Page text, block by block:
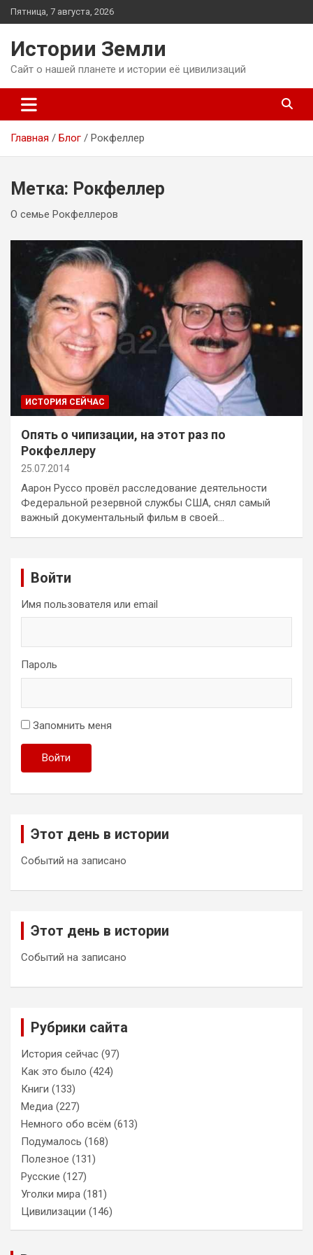
Перейти
к
Пятница, 7 августа, 2026
Истории Земли
Сайт о нашей планете и истории её цивилизаций
Главная Блог Рокфеллер
Метка: Рокфеллер
О семье Рокфеллеров
ИСТОРИЯ СЕЙЧАС
Опять о чипизации, на этот раз по
Рокфеллеру
25.07.2014
Аарон Руссо провёл расследование деятельности
Федеральной резервной службы США, снял самый
важный документальный фильм в своей…
Войти
Имя пользователя или email
Пароль
Запомнить меня
Войти
Этот день в истории
Событий на записано
Этот день в истории
Событий на записано
Рубрики сайта
История сейчас (97)
Как это было (424)
Книги (133)
Медиа (227)
Немного обо всём (613)
Подумалось (168)
Полезное (131)
Русские (127)
Уголки мира (181)
Цивилизации (146)